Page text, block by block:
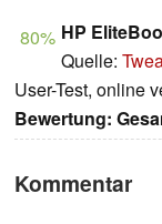
80% HP
Quelle:
User-Test, online
Bewertung:
Kommentar